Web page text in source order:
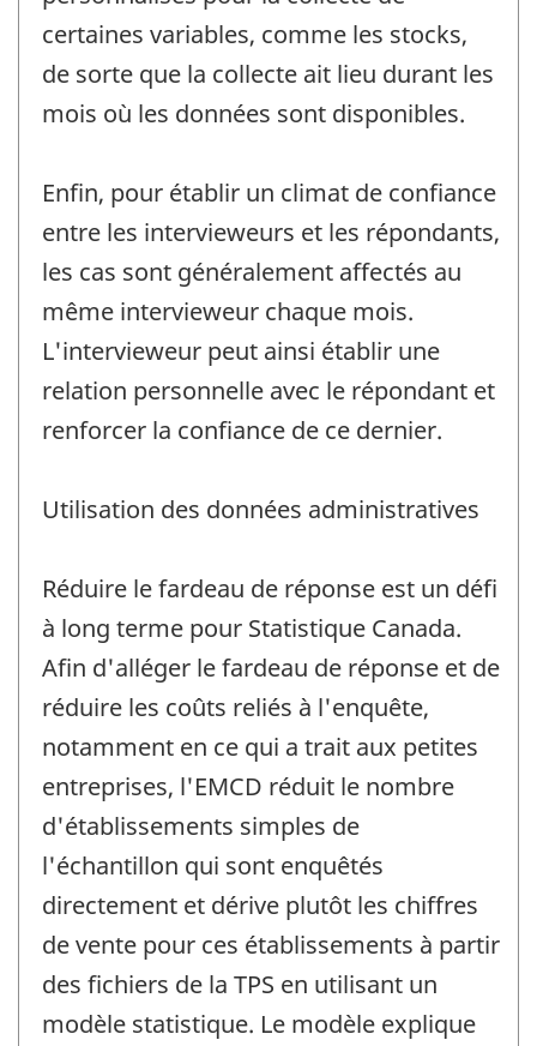
certaines variables, comme les stocks,
de sorte que la collecte ait lieu durant les
mois où les données sont disponibles.
Enfin, pour établir un climat de confiance
entre les intervieweurs et les répondants,
les cas sont généralement affectés au
même intervieweur chaque mois.
L'intervieweur peut ainsi établir une
relation personnelle avec le répondant et
renforcer la confiance de ce dernier.
Utilisation des données administratives
Réduire le fardeau de réponse est un défi
à long terme pour Statistique Canada.
Afin d'alléger le fardeau de réponse et de
réduire les coûts reliés à l'enquête,
notamment en ce qui a trait aux petites
entreprises, l'EMCD réduit le nombre
d'établissements simples de
l'échantillon qui sont enquêtés
directement et dérive plutôt les chiffres
de vente pour ces établissements à partir
des fichiers de la TPS en utilisant un
modèle statistique. Le modèle explique